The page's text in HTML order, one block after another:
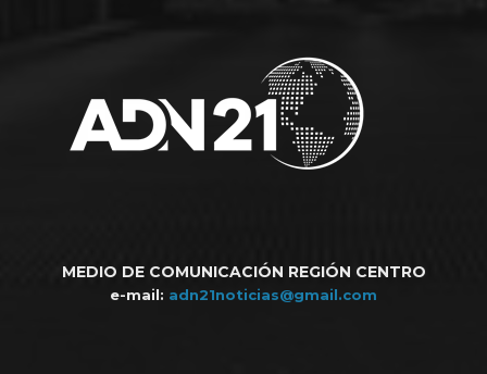
MEDIO DE COMUNICACIÓN REGIÓN CENTRO
e-mail: adn21noticias@gmail.com